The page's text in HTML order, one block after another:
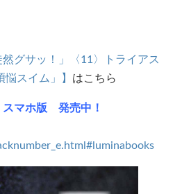
然グサッ！」〈11〉トライアス
スイム」】 はこちら
スマホ版 発売中！